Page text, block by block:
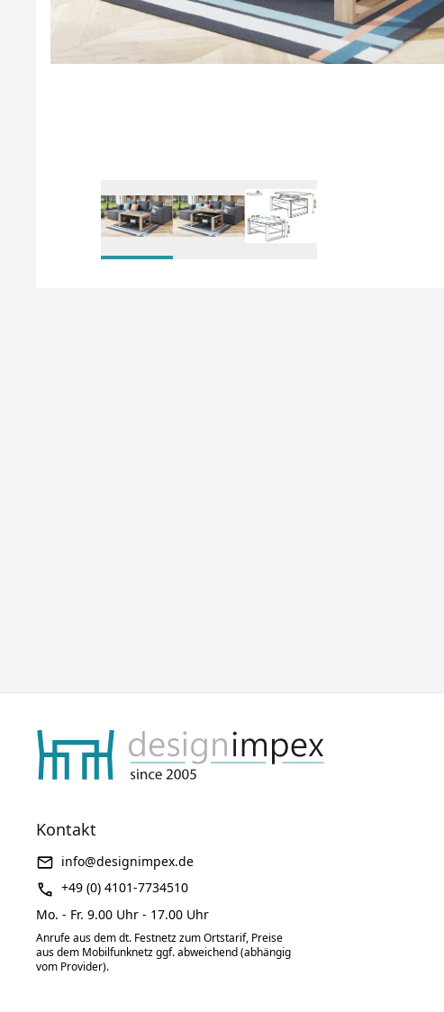
Kontakt
info@designimpex.de
+49 (0) 4101-7734510
Mo. - Fr. 9.00 Uhr - 17.00 Uhr
Anrufe aus dem dt. Festnetz zum Ortstarif, Preise
aus dem Mobilfunknetz ggf. abweichend (abhängig
vom Provider).